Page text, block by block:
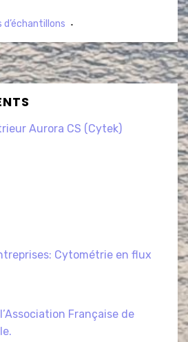
Aurora CS (Cytek)
Cytométrie en flux
Française de